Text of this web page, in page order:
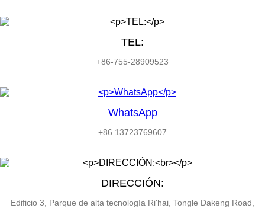
TEL:
+86-755-28909523
WhatsApp
+86 13723769607
DIRECCIÓN:
Edificio 3, Parque de alta tecnología Ri'hai, Tongle Dakeng Road,